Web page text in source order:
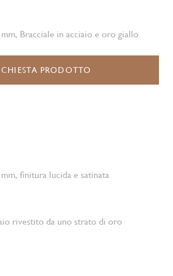
Bracciale in acciaio e oro giallo
PRODOTTO
finitura lucida e satinata
rivestito da uno strato di oro